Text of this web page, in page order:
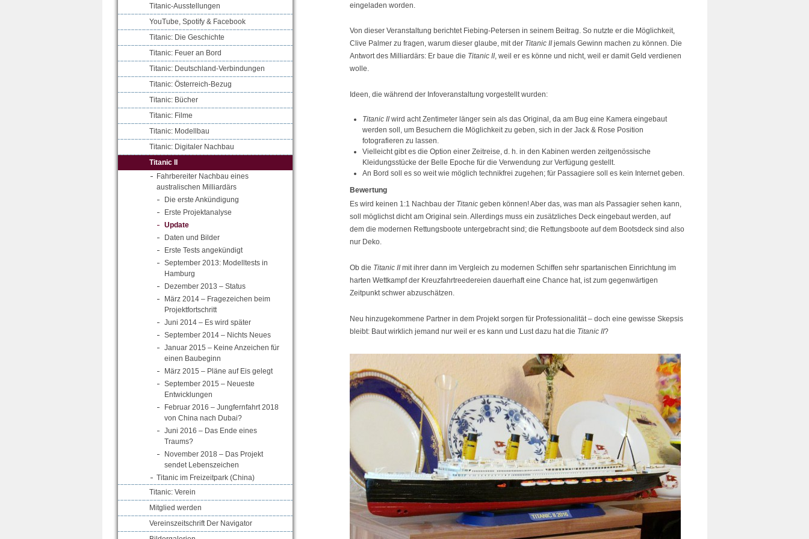
Titanic-Ausstellungen
YouTube, Spotify & Facebook
Titanic: Die Geschichte
Titanic: Feuer an Bord
Titanic: Deutschland-Verbindungen
Titanic: Österreich-Bezug
Titanic: Bücher
Titanic: Filme
Titanic: Modellbau
Titanic: Digitaler Nachbau
Titanic II
Fahrbereiter Nachbau eines
australischen Milliardärs
Die erste Ankündigung
Erste Projektanalyse
Update
Daten und Bilder
Erste Tests angekündigt
September 2013: Modelltests in
Hamburg
Dezember 2013 – Status
März 2014 – Fragezeichen beim
Projektfortschritt
Juni 2014 – Es wird später
September 2014 – Nichts Neues
Januar 2015 – Keine Anzeichen für
einen Baubeginn
März 2015 – Pläne auf Eis gelegt
September 2015 – Neueste
Entwicklungen
Februar 2016 – Jungfernfahrt 2018
von China nach Dubai?
Juni 2016 – Das Ende eines
Traums?
November 2018 – Das Projekt
sendet Lebenszeichen
Titanic im Freizeitpark (China)
Titanic: Verein
Mitglied werden
Vereinszeitschrift Der Navigator
eingeladen worden.
Von dieser Veranstaltung berichtet Fiebing-Petersen in seinem Beitrag. So nutzte er die Möglichkeit,
Clive Palmer zu fragen, warum dieser glaube, mit der Titanic II jemals Gewinn machen zu können. Die
Antwort des Milliardärs: Er baue die Titanic II, weil er es könne und nicht, weil er damit Geld verdienen
wolle.
Ideen, die während der Infoveranstaltung vorgestellt wurden:
Titanic II wird acht Zentimeter länger sein als das Original, da am Bug eine Kamera eingebaut
werden soll, um Besuchern die Möglichkeit zu geben, sich in der Jack & Rose Position
fotografieren zu lassen.
Vielleicht gibt es die Option einer Zeitreise, d. h. in den Kabinen werden zeitgenössische
Kleidungsstücke der Belle Epoche für die Verwendung zur Verfügung gestellt.
An Bord soll es so weit wie möglich technikfrei zugehen; für Passagiere soll es kein Internet geben.
Bewertung
Es wird keinen 1:1 Nachbau der Titanicgeben können! Aber das, was man als Passagier sehen kann,
soll möglichst dicht am Original sein. Allerdings muss ein zusätzliches Deck eingebaut werden, auf
dem die modernen Rettungsboote untergebracht sind; die Rettungsboote auf dem Bootsdeck sind also
nur Deko.
Ob die Titanic IImit ihrer dann im Vergleich zu modernen Schiffen sehr spartanischen Einrichtung im
harten Wettkampf der Kreuzfahrtreedereien dauerhaft eine Chance hat, ist zum gegenwärtigen
Zeitpunkt schwer abzuschätzen.
Neu hinzugekommene Partner in dem Projekt sorgen für Professionalität – doch eine gewisse Skepsis
bleibt: Baut wirklich jemand nur weil er es kann und Lust dazu hat die Titanic II?